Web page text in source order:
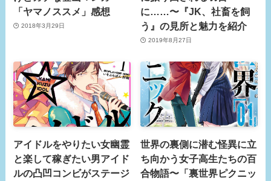
「ヤマノススメ」感想
2018年3月29日
に……〜『JK、社畜を飼
う』の見所と魅力を紹介
2019年8月27日
アイドルをやりたい女幽霊
と楽して稼ぎたい男アイド
ルの凸凹コンビがステージ
世界の裏側に潜む怪異に立
ち向かう女子高生たちの百
合物語〜「裏世界ピクニッ